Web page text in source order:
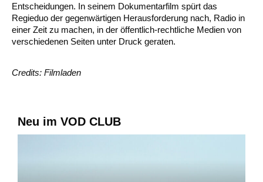
Entscheidungen. In seinem Dokumentarfilm spürt das
Regieduo der gegenwärtigen Herausforderung nach, Radio in
einer Zeit zu machen, in der öffentlich-rechtliche Medien von
verschiedenen Seiten unter Druck geraten.
Credits: Filmladen
Neu im VOD CLUB